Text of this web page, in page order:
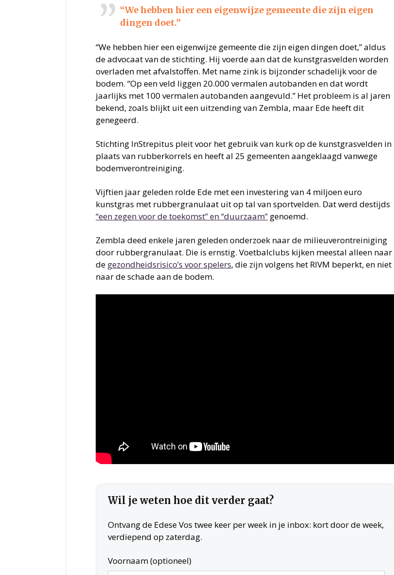
“We hebben hier een eigenwijze gemeente die zijn eigen
dingen doet.”
“We hebben hier een eigenwijze gemeente die zijn eigen dingen doet,” aldus
de advocaat van de stichting. Hij voerde aan dat de kunstgrasvelden worden
overladen met afvalstoffen. Met name zink is bijzonder schadelijk voor de
bodem. “Op een veld liggen 20.000 vermalen autobanden en dat wordt
jaarlijks met 100 vermalen autobanden aangevuld.” Het probleem is al jaren
bekend, zoals blijkt uit een uitzending van Zembla, maar Ede heeft dit
genegeerd.
Stichting InStrepitus pleit voor het gebruik van kurk op de kunstgrasvelden in
plaats van rubberkorrels en heeft al 25 gemeenten aangeklaagd vanwege
bodemverontreiniging.
Vijftien jaar geleden rolde Ede met een investering van 4 miljoen euro
kunstgras met rubbergranulaat uit op tal van sportvelden. Dat werd destijds
“een zegen voor de toekomst” en “duurzaam” genoemd.
Zembla deed enkele jaren geleden onderzoek naar de milieuverontreiniging
door rubbergranulaat. Die is ernstig. Voetbalclubs kijken meestal alleen naar
de gezondheidsrisico’s voor spelers, die zijn volgens het RIVM beperkt, en niet
naar de schade aan de bodem.
Wil je weten hoe dit verder gaat?
Ontvang de Edese Vos twee keer per week in je inbox: kort door de week,
verdiepend op zaterdag.
Voornaam (optioneel)